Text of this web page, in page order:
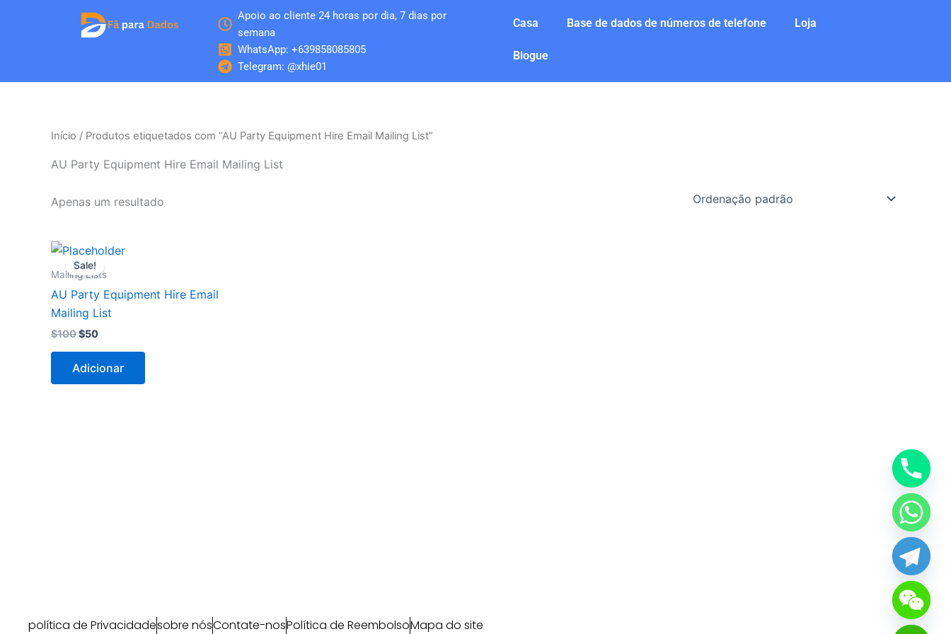
Apoio ao cliente 24 horas por dia, 7 dias por
semana
WhatsApp: +639858085805
Telegram: @xhie01
Casa Base de dados de números de telefone Loja
Blogue
Início / Produtos etiquetados com “AU Party Equipment Hire Email Mailing List”
AU Party Equipment Hire Email Mailing List
Apenas um resultado
Sale!
Mailing Lists
AU Party Equipment Hire Email
Mailing List
$100
O
preço
original
$100.
$50
O
preço
atual
$50.
Adicionar
política de Privacidadesobre nósContate-nosPolítica de ReembolsoMapa do site